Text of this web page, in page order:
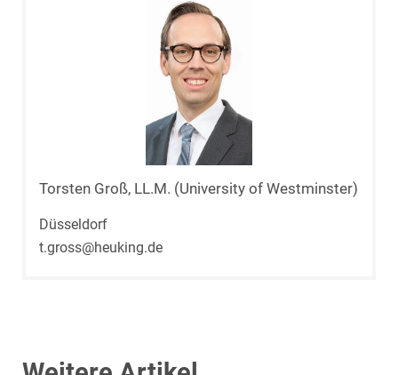
Torsten Groß, LL.M. (University of Westminster)
Düsseldorf
t.gross@heuking.de